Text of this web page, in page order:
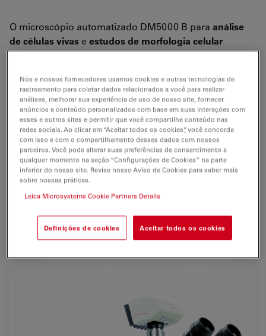
O microscópio automatizado DM5000 B para análise
de células vivas e estudos de morfologia celular
apresenta um porta-objetivas codificado de 7x, foco z
automatizado eeixo de fluorescênciade5x ou 8x
automatizado.
Além do contrasteautomatizado de campo claro,
campo escuro, de fase e polarização, o Leica DM5000
B apresenta umContraste Diferencial de Interferência
(DIC) totalmente automatizado.
O software dedicado e o eixo de fluorescência
automatizado tornam o Leica DM5000 B ideal para
aplicações avançadas de fluorescênciaenvolvendo
células fixas, células vivas e tecidos.
Nós e nossos fornecedores usamos cookies e outras tecnologias de
rastreamento para coletar dados relacionados a você para realizar
análises, melhorar sua experiência de uso de nosso site, fornecer
anúncios e conteúdo personalizados com base em suas interações com
esses e outros sites e permitir que você compartilhe conteúdo nas
redes sociais. Ao clicar em “Aceitar todos os cookies”, você concorda
com isso e com o compartilhamento desses dados com nossos
parceiros. Você pode alterar suas preferências de consentimento a
qualquer momento na seção “Configurações de Cookies” na parte
inferior do nosso site. Revise nosso Aviso de Cookies para saber mais
sobre nossas práticas.
Leica Microsystems Cookie Partners Details
Definições de cookies Aceitar todos os cookies